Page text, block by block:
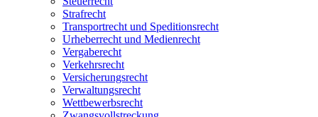
Strafrecht
Transportrecht und Speditionsrecht
Urheberrecht und Medienrecht
Vergaberecht
Verkehrsrecht
Versicherungsrecht
Verwaltungsrecht
Wettbewerbsrecht